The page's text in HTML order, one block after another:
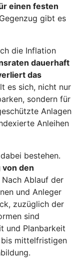
einen festen
gibt es
die Inflation
dauerhaft
das
es sich, nicht nur
sondern für
Anlagen
Anleihen
bestehen.
den
Nach Ablauf der
und Anleger
zuzüglich der
sind
und Planbarkeit
mittelfristigen